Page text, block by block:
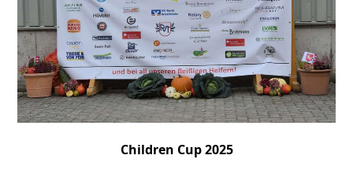
Children Cup 2025